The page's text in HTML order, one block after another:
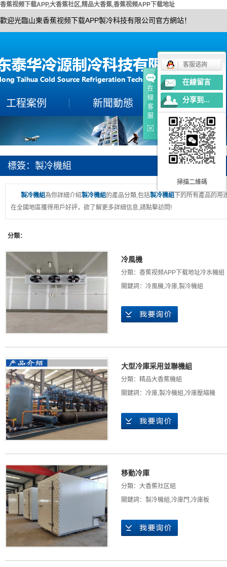
香蕉视频下载APP,大香蕉社区,精品大香蕉,香蕉视频APP下载地址
歡迎光臨山東香蕉视频下载APP製冷科技有限公司官方網站！
工程案例 新聞動態
製冷常識
保養百科
技術知識
公司簡介
公司簡介
聯係香蕉视频下载
營業執照
標簽：製冷機組
製冷機組為你詳細介紹製冷機組的產品分類,包括製冷機組 下的所有產品的
在全國地區獲得用戶好評，欲了解更多詳細信息,請點擊訪問!
分類：
冷風機
分類： 香蕉视频APP下载地址冷水機組
關鍵詞： 冷風機,冷庫,製冷機組
大型冷庫采用並聯機組
分類： 精品大香蕉機組
關鍵詞： 冷庫,製冷機組 ,冷庫壓縮機
移動冷庫
分類： 大香蕉社区組
關鍵詞： 製冷機組 ,冷庫門 ,冷庫板
在
線
客
服
客服谘詢
在線留言
分享到...
掃描二維碼